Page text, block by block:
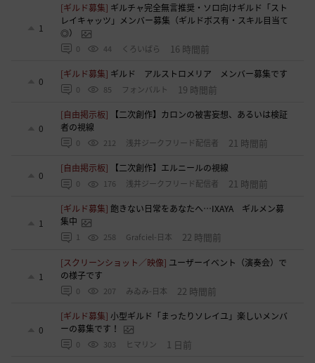
1
[ギルド募集] ギルチャ完全無言推奨・ソロ向けギルド「スト
レイキャッツ」メンバー募集（ギルドボス有・スキル目当て
◎）
0 44 くろいばら 16 時間前
0
[ギルド募集] ギルド アルストロメリア メンバー募集です
0 85 フォンバルト 19 時間前
0
[自由掲示板]
【二次創作】カロンの被害妄想、あるいは検証
者の視線
0 212 浅井ジークフリード配信者 21 時間前
0
[自由掲示板] 【二次創作】エルニールの視線
0 176 浅井ジークフリード配信者 21 時間前
1
[ギルド募集]飽きない日常をあなたへ…IXAYA ギルメン募
集中
1 258 Grafciel-日本 22 時間前
1
[スクリーンショット／映像] ユーザーイベント（演奏会）で
の様子です
0 207 みゐみ-日本 22 時間前
0
[ギルド募集]小型ギルド「まったりソレイユ」楽しいメンバ
ーの募集です！
0 303 ヒマリン 1 日前